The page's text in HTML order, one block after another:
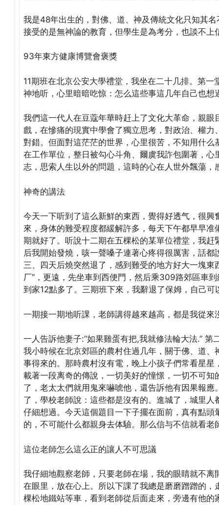
我是48年出生的，對佛、道、神及傳統文化只知其
接受的是無神論的教育，但學生是為考分，也談不上
93年東方健康博覽會褒獎
11期班在北京公安大學禮堂，我坐在二十几排。第
神地听，心里暗暗吃惊：怎么這些事這几年自己也想
我們這一代人在豆蔻年華時赶上了文化大革命，親
戲，在慘痛的現實中學會了獨立思考，對政治、權
對錯。但面對這茫茫的世界，心里很苦，不知用什
在工作單位，整日被勾心斗角、爾虞我詐包圍著，
志，思索人生以外的問題，這時的心在人世外飄蕩，
神奇的講法
今天一下听到了這么新鮮的東西，覺得好透气，很
來，身体的難受程度都緩解許多，每天下午都早早
期就好了。听說十二期在五棵松的某單位禮堂，我
后我開始發燒，咳一聲嗓子連著心疼得很厲害，話
三、四天后燒突然退了，感到難受的地方好大一塊
厂”，更遠，先坐車到西便門，然后乘309路郊區車
到家12點多了。三期班下來，我辭退了保姆，自己可
一期接一期地听課，老師講得越來越高，都是我從
一人告訴他妻子:”如果雞蛋有把,我就修法輪大法.”
我小時候在北京郊區的農村住過几年，關于佛、道
事得來的。那時農村沒有電，晚上小孩子們常看星
載著一段离奇的傳說，一切美好的憧憬，一切不可
了，老太太們就用鬼來嚇唬他，還告訴他有因果報
了，學校老師說：這些都是沒有的。進城了，城里
仔細想過。今天這個題目一下子擺在面前，真有點
的，不可能什么都親身去体驗。那么信与不信就看
這位老師怎么這么正的讓人不可思議
我仔細地觀察老師，只要老師在場，我的眼睛就不
在眼里，放在心上。所以下課了我總是磨磨蹭蹭的
棵松地鐵站等車，看到老師從后面走來，旁邊有他